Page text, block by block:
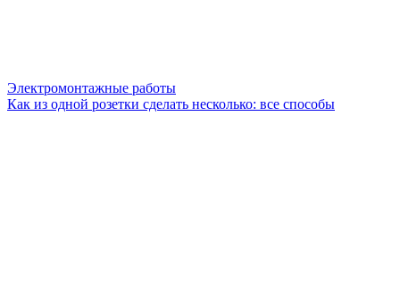
Электромонтажные работы
Как из одной розетки сделать несколько: все способы